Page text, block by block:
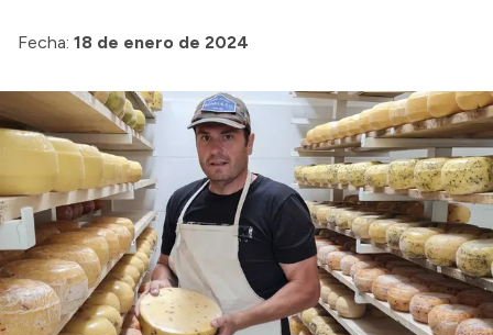
Presupuesto
Boletín Oficial
Compras y licitaciones
Consulta de expedientes
Consulta de pago a proveedores
Convocatorias
Intranet
Login
Fecha: 18 de enero de 2024